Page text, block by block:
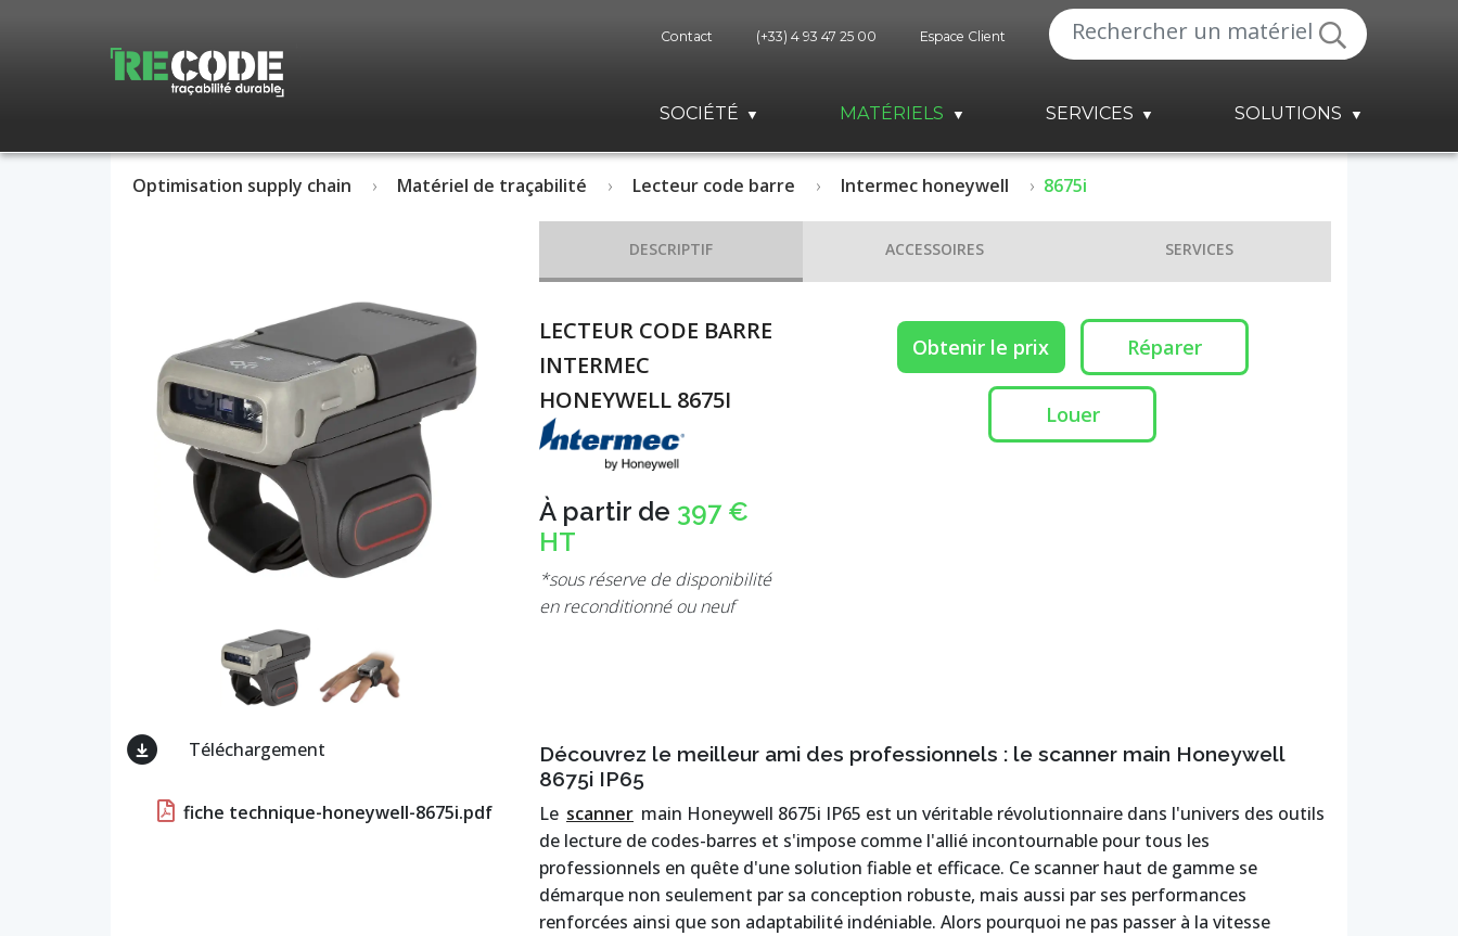
Contact (+33) 4 93 47 25 00 Espace Client
SOCIÉTÉ MATÉRIELS SERVICES SOLUTIONS
Optimisation supply chain Matériel de traçabilité Lecteur code barre Intermec honeywell 8675i
Téléchargement
fiche technique-honeywell-8675i.pdf
DESCRIPTIF ACCESSOIRES SERVICES
LECTEUR CODE BARRE
INTERMEC
HONEYWELL 8675I
À partir de 397 €
HT
*sous réserve de disponibilité
en reconditionné ou neuf
Obtenir le prix Réparer
Louer
Découvrez le meilleur ami des professionnels : le scanner main Honeywell
8675i IP65
Le scanner main Honeywell 8675i IP65 est un véritable révolutionnaire dans l'univers des outils
de lecture de codes-barres et s'impose comme l'allié incontournable pour tous les
professionnels en quête d'une solution fiable et efficace. Ce scanner haut de gamme se
démarque non seulement par sa conception robuste, mais aussi par ses performances
renforcées ainsi que son adaptabilité indéniable. Alors pourquoi ne pas passer à la vitesse